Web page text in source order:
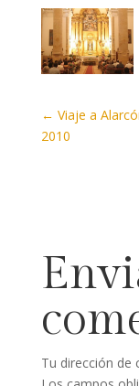
← Viaje a
2010
Tu dirección de